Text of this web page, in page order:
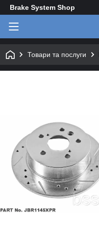
Brake System Shop
Товари та послуги